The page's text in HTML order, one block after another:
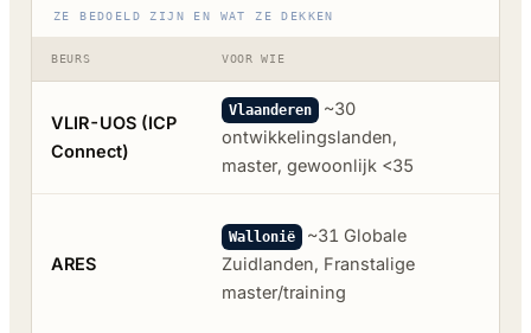
ZE BEDOELD ZIJN EN WAT ZE DEKKEN
BEURS VOOR WIE
VLIR-UOS (ICP
Connect)
Vlaanderen
~30
ontwikkelingslanden,
master, gewoonlijk <35
ARES
Wallonië
~31 Globale
Zuidlanden, Franstalige
master/training